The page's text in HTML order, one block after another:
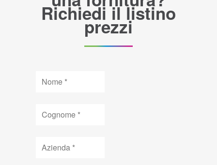
Richiedi il listino
prezzi